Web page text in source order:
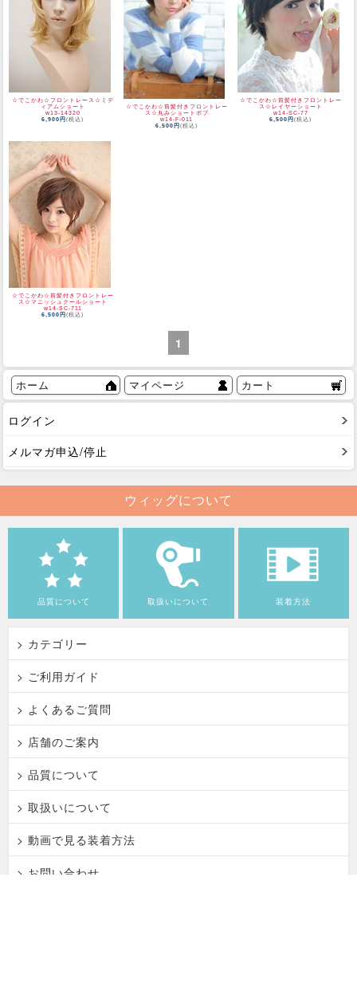
☆でこかわ☆フロントレース☆ミデ
ィアムショート
w13-14320
6,900円(税込)
☆でこかわ☆前髪付きフロントレー
ス☆丸みショートボブ
w14-F-011
6,500円(税込)
☆でこかわ☆前髪付きフロントレー
ス☆レイヤーショート
w14-SC-77
6,500円(税込)
☆でこかわ☆前髪付きフロントレー
ス☆マニッシュクールショート
w14-SC-711
6,500円(税込)
1
ホーム マイページ カート
ログイン
メルマガ申込/停止
ウィッグについて
品質について 取扱いについて 装着方法
> カテゴリー
> ご利用ガイド
> よくあるご質問
> 店舗のご案内
> 品質について
> 取扱いについて
> 動画で見る装着方法
> お問い合わせ